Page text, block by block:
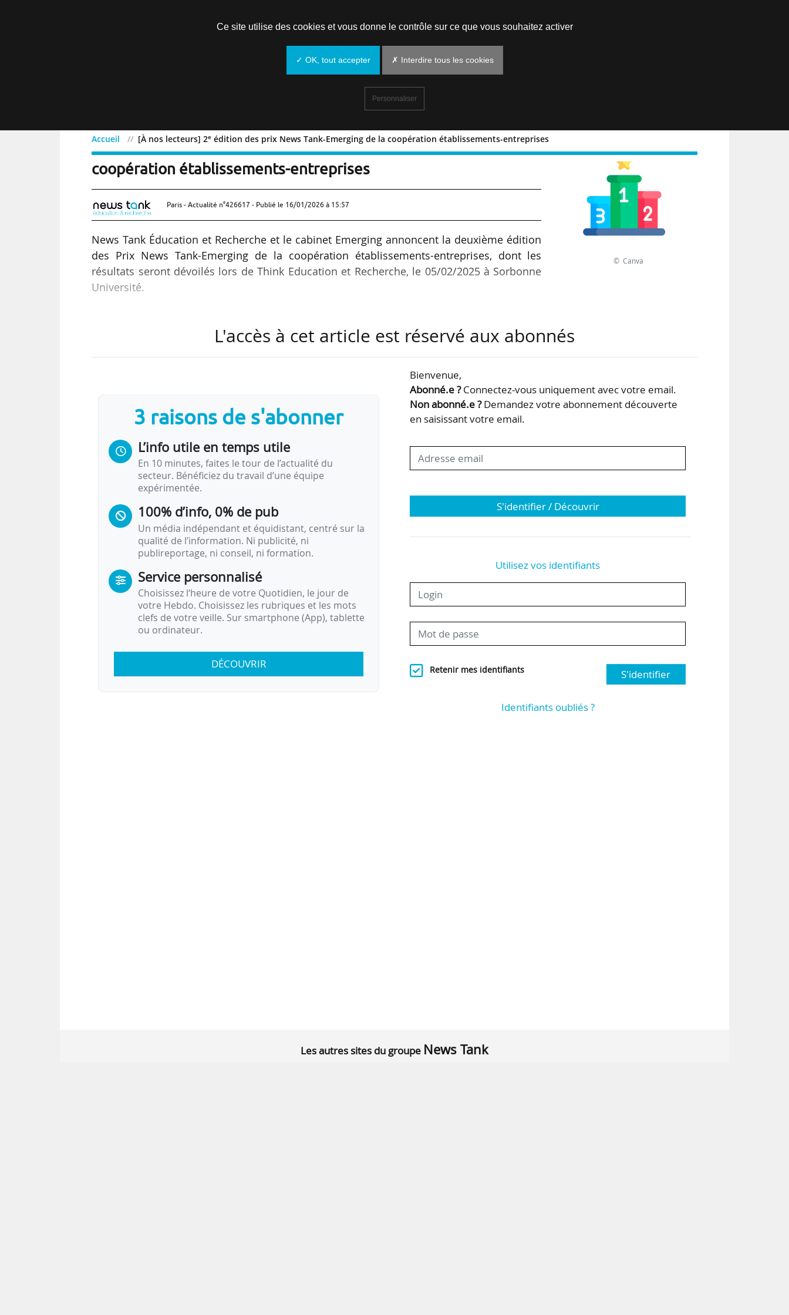
Accueil [À nos lecteurs] 2e édition des prix News Tank-Emerging de la coopération établissements-entreprises
[À nos lecteurs] 2eédition des prix News Tank-Emerging de la
coopération établissements-entreprises
Paris - Actualité n°426617 - Publié le 16/01/2026 à 15:57
News Tank Éducation et Recherche et le cabinet Emerging annoncent la deuxième édition
des Prix News Tank-Emerging de la coopération établissements-entreprises, dont les
résultats seront dévoilés lors de Think Education et Recherche, le 05/02/2025 à Sorbonne
Université.
supérieur français en matière de préparation des diplômés au marché du travail et
Principale nouveauté par rapport à la première édition, trois classements distincts seront
© Canva
L'accès à cet article est réservé aux abonnés
3 raisons de s'abonner
L’info utile en temps utile
En 10 minutes, faites le tour de l’actualité du
secteur. Bénéficiez du travail d’une équipe
expérimentée.
100% d’info, 0% de pub
Un média indépendant et équidistant, centré sur la
qualité de l’information. Ni publicité, ni
publireportage, ni conseil, ni formation.
Service personnalisé
Choisissez l‘heure de votre Quotidien, le jour de
votre Hebdo. Choisissez les rubriques et les mots
clefs de votre veille. Sur smartphone (App), tablette
ou ordinateur.
DÉCOUVRIR
Bienvenue,
Abonné.e ?Connectez-vous uniquement avec votre email.
Non abonné.e ?Demandez votre abonnement découverte
en saisissant votre email.
S'identifier / Découvrir
Utilisez vos identifiants
Retenir mes identifiants S'identifier
Identifiants oubliés ?
Les autres sites du groupe News Tank
Ce site utilise des cookies et vous donne le contrôle sur ce que vous souhaitez activer
✓ OK, tout accepter ✗ Interdire tous les cookies
Personnaliser